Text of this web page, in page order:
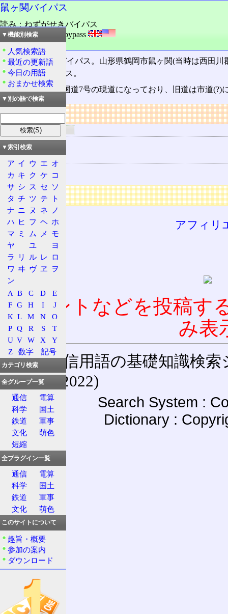
鼠ヶ関バイパス
読み：ねずがせきバイパス
外語：Nezugaseki bypass
品詞：固有名詞
国道7号鼠ヶ関バイパス。山形県鶴岡市鼠ヶ関(当時は西田
に作られたバイパス。
現在はこちらが国道7号の現道になっており、旧道は市道(?)
リンク
関連するリンク
周辺地図
道路の所属
国道7号
広告
アフィリ
コメントなどを投稿す
み表
通信用語の基礎知識検索
(27-May-2022)
Search System :
Dictionary :
▼機能別検索
人気検索語
最近の更新語
今日の用語
おまかせ検索
▼別の語で検索
▼索引検索
ア イ ウ エ オ
カ キ ク ケ コ
サ シ ス セ ソ
タ チ ツ テ
ト
ナ ニ ヌ ネ
ノ
ハ ヒ フ ヘ ホ
マ ミ ム メ
モ
ヤ
ユ
ヨ
ラ
リ ル レ ロ
ワ ヰ ヴ ヱ
ヲ
ン
A B C D
E
F G H I
J
K L M N
O
P Q R S
T
U V W X
Y
Z
数字 記号
カテゴリ検索
全グループ一覧
通信
電算
科学
国土
鉄道
軍事
文化
萌色
短縮
全プラグイン一覧
通信
電算
科学
国土
鉄道
軍事
文化
萌色
このサイトについて
趣旨・概要
参加の案内
ダウンロード